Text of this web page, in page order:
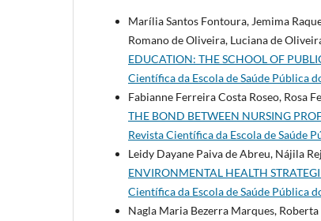
Marília Santos Fontoura, Jemima
Romano de Oliveira, Luciana de
EDUCATION: THE SCHOOL OF
Cientí­fica da Escola de Saúde Pública
Fabianne Ferreira Costa Roseo, Rosa
THE BOND BETWEEN NURSING
Revista Cientí­fica da Escola de Saúde
Leidy Dayane Paiva de Abreu, Nájila
ENVIRONMENTAL HEALTH
Cientí­fica da Escola de Saúde Pública
Nagla Maria Bezerra Marques,